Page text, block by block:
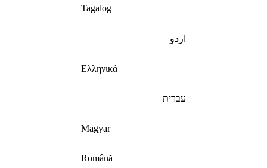
Tagalog
اردو
Ελληνικά
עברית
Magyar
Română